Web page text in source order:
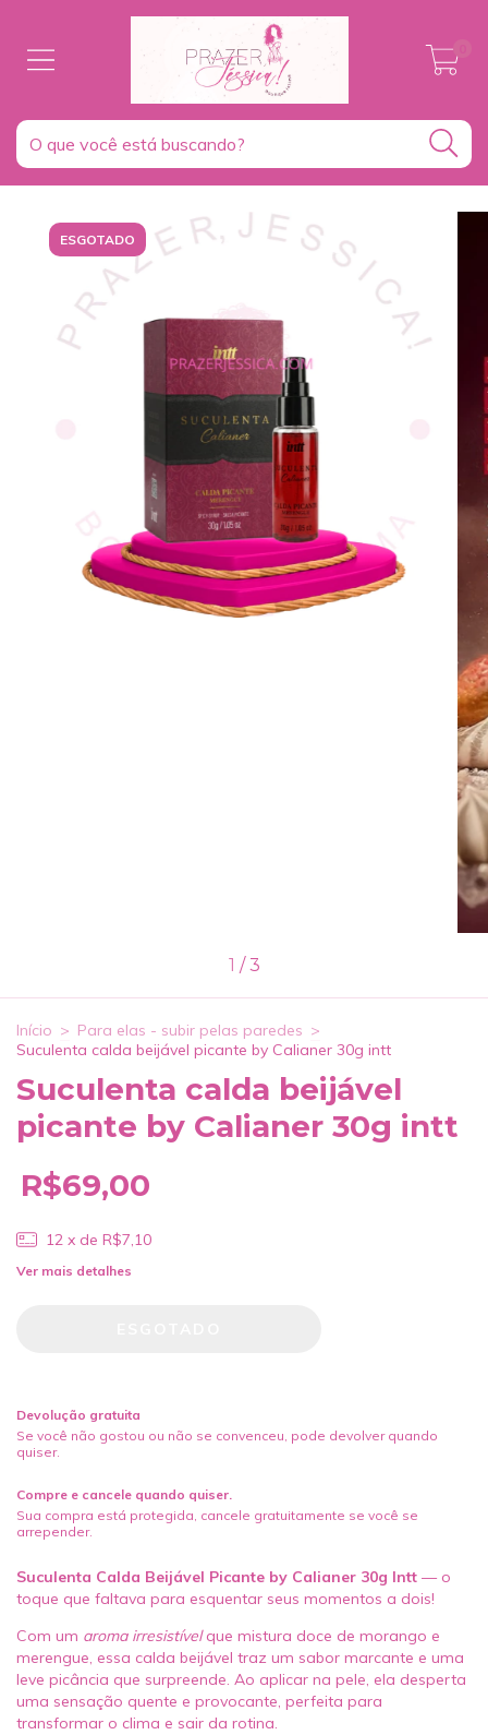
ESGOTADO
1 /3
Início > Para elas - subir pelas paredes >
Suculenta calda beijável picante by Calianer 30g intt
Suculenta calda beijável
picante by Calianer 30g intt
R$69,00
12 x de R$7,10
Ver mais detalhes
Devolução gratuita
Se você não gostou ou não se convenceu, pode devolver quando
quiser.
Compre e cancele quando quiser.
Sua compra está protegida, cancele gratuitamente se você se
arrepender.
Suculenta Calda Beijável Picante by Calianer 30g Intt — o
toque que faltava para esquentar seus momentos a dois!
Com um aroma irresistívelque mistura doce de morango e
merengue, essa calda beijável traz um sabor marcante e uma
leve picância que surpreende. Ao aplicar na pele, ela desperta
uma sensação quente e provocante, perfeita para
transformar o clima e sair da rotina.